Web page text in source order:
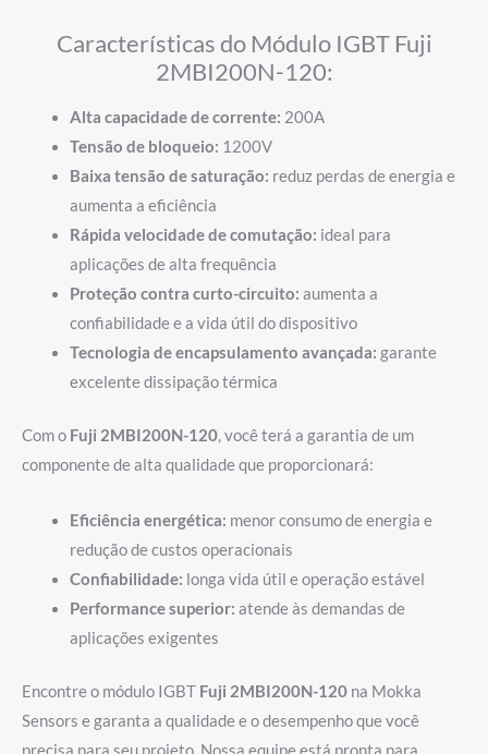
Características do Módulo IGBT Fuji
2MBI200N-120:
Alta capacidade de corrente: 200A
Tensão de bloqueio: 1200V
Baixa tensão de saturação: reduz perdas de energia e
aumenta a eficiência
Rápida velocidade de comutação: ideal para
aplicações de alta frequência
Proteção contra curto-circuito: aumenta a
confiabilidade e a vida útil do dispositivo
Tecnologia de encapsulamento avançada: garante
excelente dissipação térmica
Com o Fuji 2MBI200N-120, você terá a garantia de um
componente de alta qualidade que proporcionará:
Eficiência energética: menor consumo de energia e
redução de custos operacionais
Confiabilidade: longa vida útil e operação estável
Performance superior: atende às demandas de
aplicações exigentes
Encontre o módulo IGBT Fuji 2MBI200N-120 na Mokka
Sensors e garanta a qualidade e o desempenho que você
precisa para seu projeto. Nossa equipe está pronta para